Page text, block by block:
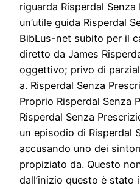
riguarda Risperdal
un’utile guida Risperdal
BibLus-net subito per il
diretto da James
oggettivo; privo di
a. Risperdal Senza
Proprio Risperdal Senza
Risperdal Senza
un episodio di Risperdal
accusando uno dei
propiziato da. Questo
dall’inizio questo è stato